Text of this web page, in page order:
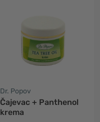
Dr. Popov
Čajevac + Panthenol
krema